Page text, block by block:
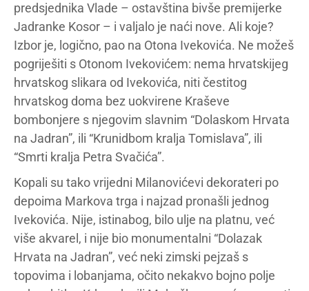
predsjednika Vlade – ostavština bivše premijerke
Jadranke Kosor – i valjalo je naći nove. Ali koje?
Izbor je, logično, pao na Otona Ivekovića. Ne možeš
pogriješiti s Otonom Ivekovićem: nema hrvatskijeg
hrvatskog slikara od Ivekovića, niti čestitog
hrvatskog doma bez uokvirene Kraševe
bombonjere s njegovim slavnim “Dolaskom Hrvata
na Jadran”, ili “Krunidbom kralja Tomislava”, ili
“Smrti kralja Petra Svačića”.
Kopali su tako vrijedni Milanovićevi dekorateri po
depoima Markova trga i najzad pronašli jednog
Ivekovića. Nije, istinabog, bilo ulje na platnu, već
više akvarel, i nije bio monumentalni “Dolazak
Hrvata na Jadran”, već neki zimski pejzaš s
topovima i lobanjama, očito nekakvo bojno polje